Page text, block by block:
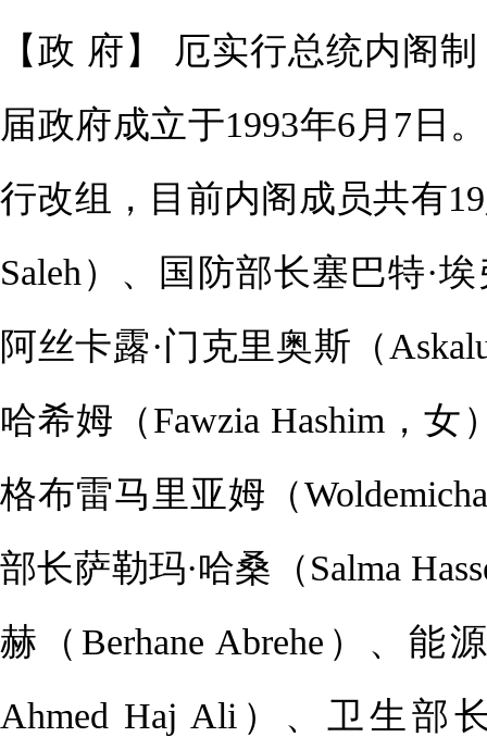
【政 府】 厄实行总统内阁
届政府成立于1993年6月7日
行改组，目前内阁成员共有
Saleh）、国防部长塞巴特·
阿丝卡露·门克里奥斯（
哈希姆（Fawzia Hashim，
格布雷马里亚姆（
部长萨勒玛·哈桑（Salma
赫（Berhane Abrehe）、
Ahmed Haj Ali）、卫生部